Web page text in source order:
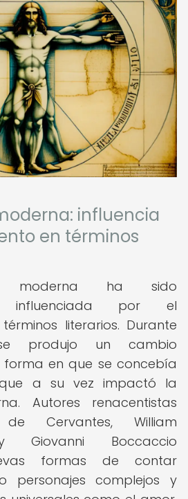
influencia
en términos
moderna ha sido
influenciada por el
literarios. Durante
produjo un cambio
forma en que se concebía
a su vez impactó la
Autores renacentistas
Cervantes, William
Giovanni Boccaccio
formas de contar
personajes complejos y